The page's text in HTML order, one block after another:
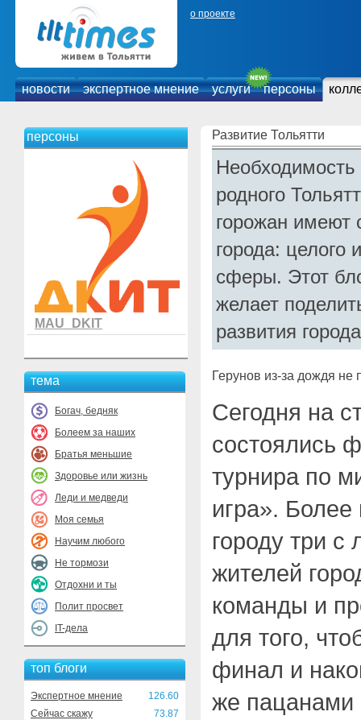
о проекте
новости экспертное мнение услуги персоны
персоны
MAU_DKIT
тема
Богач, бедняк
Болеем за наших
Братья меньшие
Здоровье или жизнь
Леди и медведи
Моя семья
Научим любого
Не тормози
Отдохни и ты
Полит просвет
IT-дела
топ блоги
Экспертное мнение
126.60
Сейчас скажу
73.87
Развитие Тольятти
Необходимость
родного
горожан имеют
города: целого
сферы. Этот
желает
развития
Герунов из-за дождя
Сегодня на
состоялись
турнира по
игра».
городу три
жителей
команды и
для того,
финал и
же пацанами